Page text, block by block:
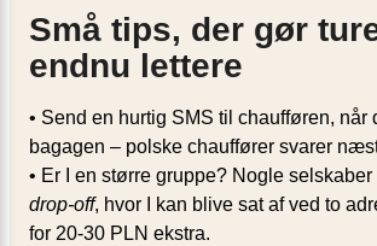
Små tips, der gør
endnu lettere
• Send en hurtig SMS til chaufføren, når
bagagen – polske chauffører svarer
• Er I en større gruppe? Nogle
drop-off, hvor I kan blive sat af ved to
for 20-30 PLN ekstra.